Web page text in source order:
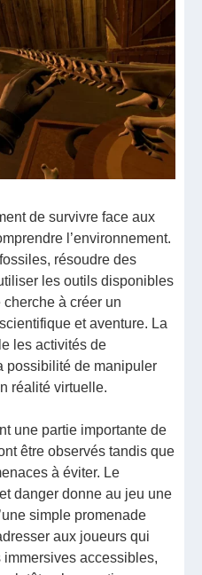
de survivre face aux
l’environnement.
résoudre des
les outils disponibles
cherche à créer un
et aventure. La
les activités de
possibilité de manipuler
réalité virtuelle.
une partie importante de
être observés tandis que
à éviter. Le
danger donne au jeu une
simple promenade
aux joueurs qui
accessibles,